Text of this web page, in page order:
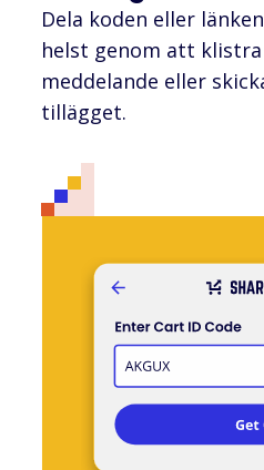
Dela koden eller
helst genom att
meddelande eller
tillägget.